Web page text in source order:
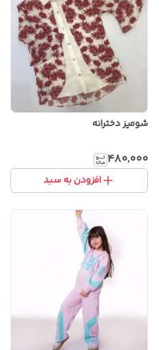
شومیز دخترانه
۴۸۰٬۰۰۰
افزودن به سبد